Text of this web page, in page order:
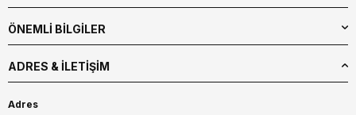
ÖNEMLİ BİLGİLER
ADRES & İLETIŞIM
Adres